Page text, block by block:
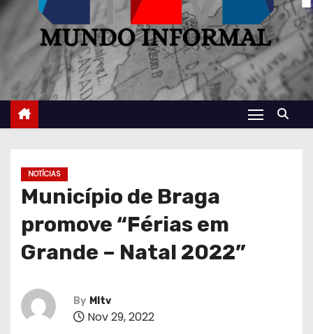
NOTÍCIAS
Município de Braga
promove “Férias em
Grande – Natal 2022”
By MItv
Nov 29, 2022